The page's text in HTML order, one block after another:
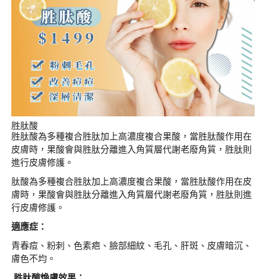
胜肽酸
胜肽酸為多種複合胜肽加上高濃度複合果酸，當胜肽酸作用在
皮膚時，果酸會與胜肽分離進入角質層代謝老廢角質，胜肽則
進行皮膚修護。
肽酸為多種複合胜肽加上高濃度複合果酸，當胜肽酸作用在皮
膚時，果酸會與胜肽分離進入角質層代謝老廢角質，胜肽則進
行皮膚修護。
適應症：
青春痘、粉刺、色素疤、臉部細紋、毛孔、肝斑、皮膚暗沉、
膚色不均。